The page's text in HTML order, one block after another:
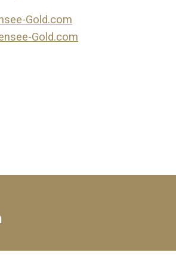
Gold.com
Gold.com